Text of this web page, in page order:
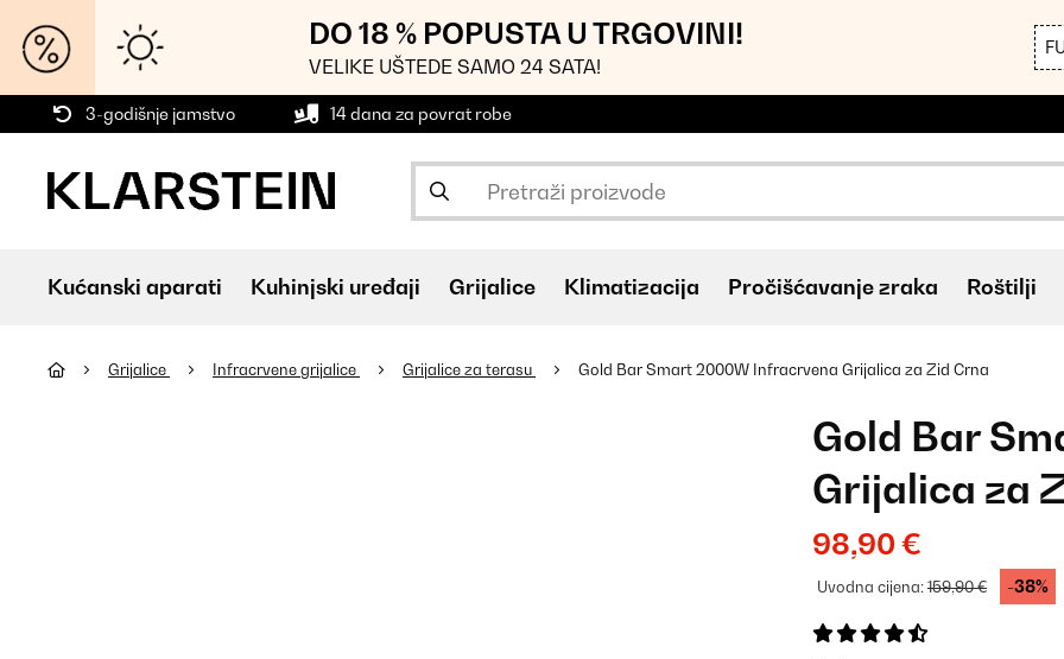
DO 18 % POPUSTA U TRGOVINI!
VELIKE UŠTEDE SAMO 24 SATA!
3-godišnje jamstvo 14 dana za povrat robe
Kućanski aparati Kuhinjski uređaji Grijalice Klimatizacija Pročišćavanje zraka Roštilji
Grijalice Infracrvene grijalice Grijalice za terasu Gold Bar Smart 2000W Infracrvena Grijalica za Zid Crna
Gold Bar
Grijalica za
98,90 €
Uvodna cijena:159,90 € -38%